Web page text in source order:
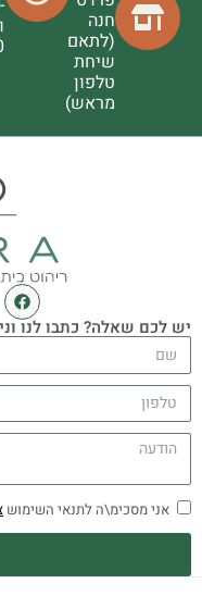
חנה
(לתאם
שיחת
טלפון
מראש)
- 17:00
יש לכם שאלה? כתבו לנו
אני מסכימ\ה לתנאי השימוש